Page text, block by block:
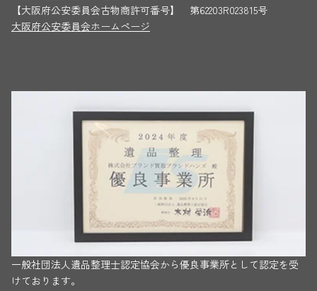
【大阪府公安委員会古物商許可番号】 第62203R023815号
大阪府公安委員会ホームページ
一般社団法人遺品整理士認定協会から優良事業所として認定を受
けております。